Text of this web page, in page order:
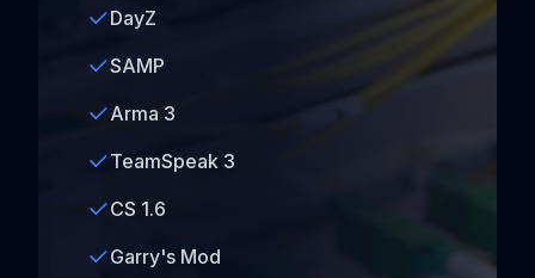
DayZ
SAMP
Arma 3
TeamSpeak 3
CS 1.6
Garry's Mod